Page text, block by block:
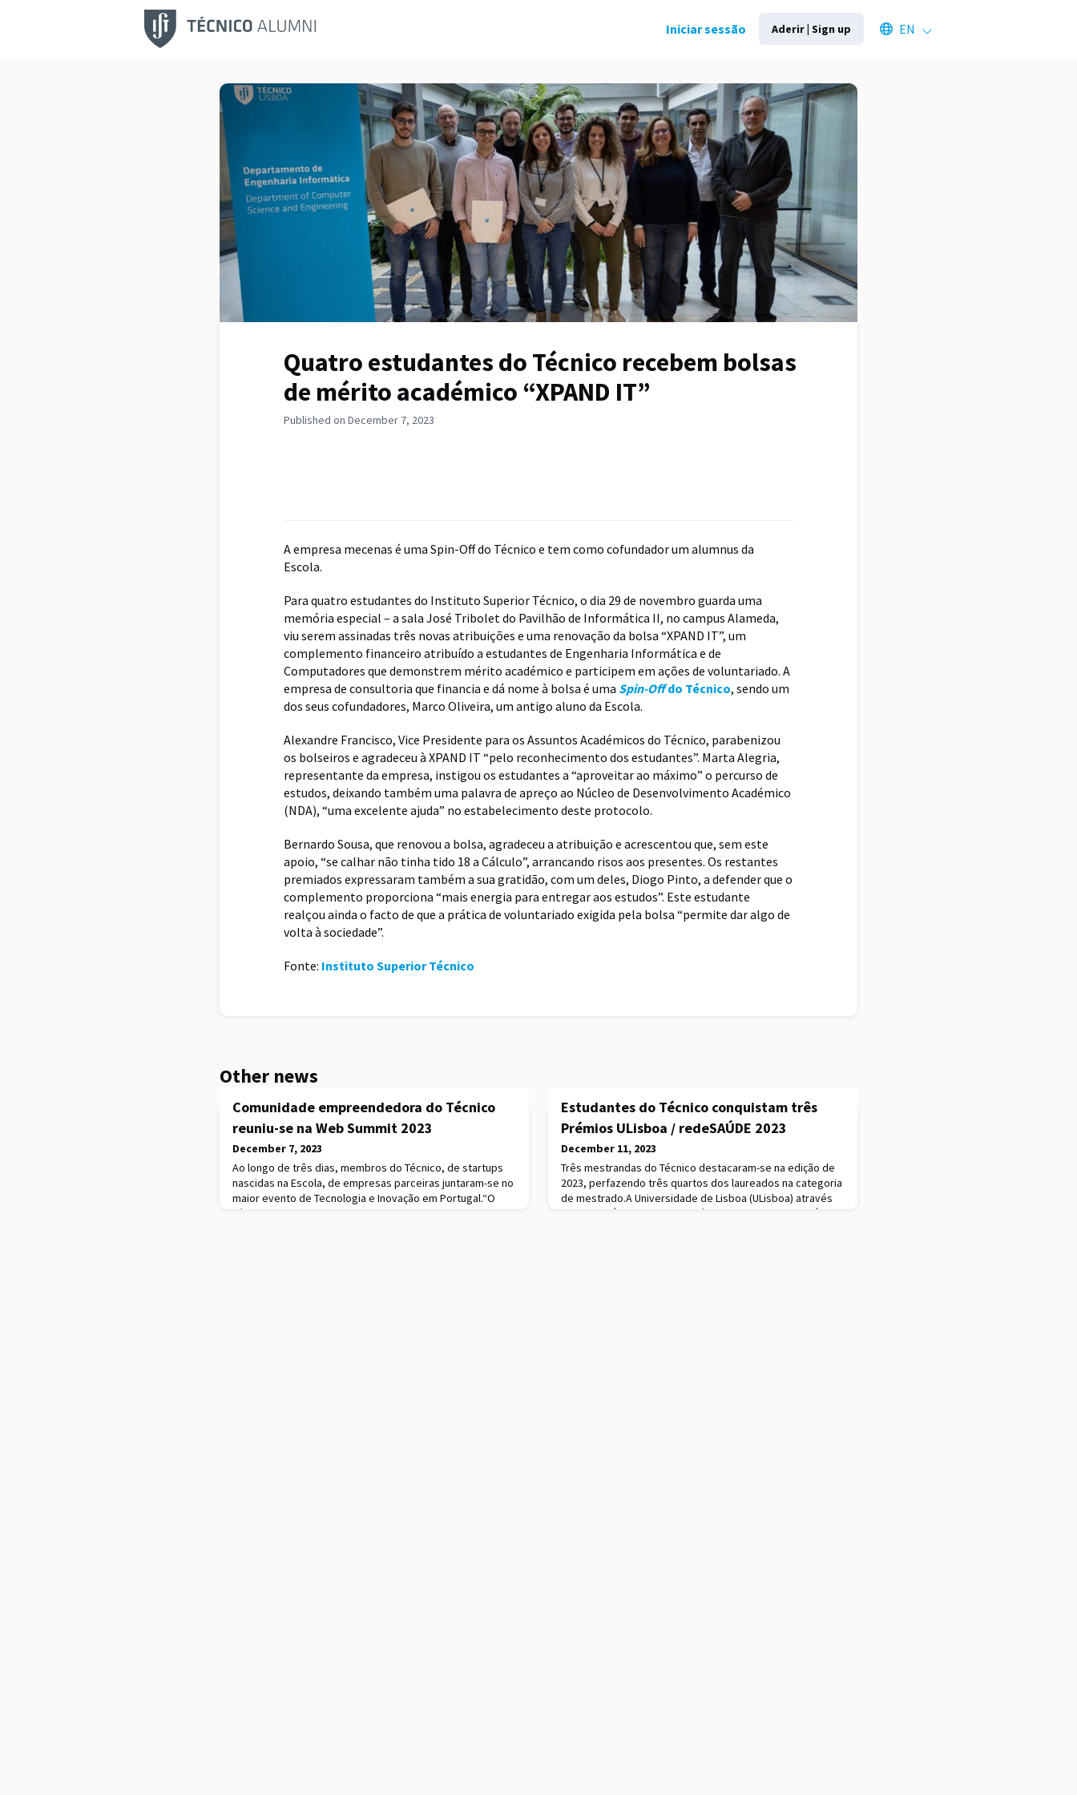
Notícias Carreira
Iniciar sessão Aderir | Sign up Select an available language
EN
Quatro estudantes do Técnico recebem bolsas
de mérito académico “XPAND IT”
Published on December 7, 2023
A empresa mecenas é uma Spin-Off do Técnico e tem como cofundador um alumnus da
Escola.
Para quatro estudantes do Instituto Superior Técnico, o dia 29 de novembro guarda uma
memória especial – a sala José Tribolet do Pavilhão de Informática II, no campus Alameda,
viu serem assinadas três novas atribuições e uma renovação da bolsa “XPAND IT”, um
complemento financeiro atribuído a estudantes de Engenharia Informática e de
Computadores que demonstrem mérito académico e participem em ações de voluntariado. A
empresa de consultoria que financia e dá nome à bolsa é uma Spin-Offdo Técnico, sendo um
dos seus cofundadores, Marco Oliveira, um antigo aluno da Escola.
Alexandre Francisco, Vice Presidente para os Assuntos Académicos do Técnico, parabenizou
os bolseiros e agradeceu à XPAND IT “pelo reconhecimento dos estudantes”. Marta Alegria,
representante da empresa, instigou os estudantes a “aproveitar ao máximo” o percurso de
estudos, deixando também uma palavra de apreço ao Núcleo de Desenvolvimento Académico
(NDA), “uma excelente ajuda” no estabelecimento deste protocolo.
Bernardo Sousa, que renovou a bolsa, agradeceu a atribuição e acrescentou que, sem este
apoio, “se calhar não tinha tido 18 a Cálculo”, arrancando risos aos presentes. Os restantes
premiados expressaram também a sua gratidão, com um deles, Diogo Pinto, a defender que o
complemento proporciona “mais energia para entregar aos estudos”. Este estudante
realçou ainda o facto de que a prática de voluntariado exigida pela bolsa “permite dar algo de
volta à sociedade”.
Fonte: Instituto Superior Técnico
Other news
Comunidade empreendedora do Técnico
reuniu-se na Web Summit 2023
December 7, 2023
Ao longo de três dias, membros do Técnico, de startups
nascidas na Escola, de empresas parceiras juntaram-se no
maior evento de Tecnologia e Inovação em Portugal.“O
Técnico ajudou-nos a criar uma mentalidade de resolução
Estudantes do Técnico conquistam três
Prémios ULisboa / redeSAÚDE 2023
December 11, 2023
Três mestrandas do Técnico destacaram-se na edição de
2023, perfazendo três quartos dos laureados na categoria
de mestrado.A Universidade de Lisboa (ULisboa) através
da redeSAÚDE, atribuiu os Prémios ULisboa / redeSAÚDE